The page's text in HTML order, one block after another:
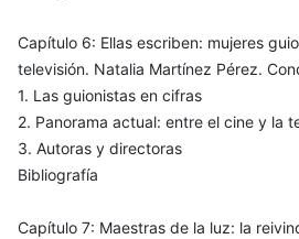
Capítulo 6: Ellas escriben: mujeres
televisión. Natalia Martínez Pérez.
1. Las guionistas en cifras
2. Panorama actual: entre el cine y la
3. Autoras y directoras
Bibliografía
Capítulo 7: Maestras de la luz: la